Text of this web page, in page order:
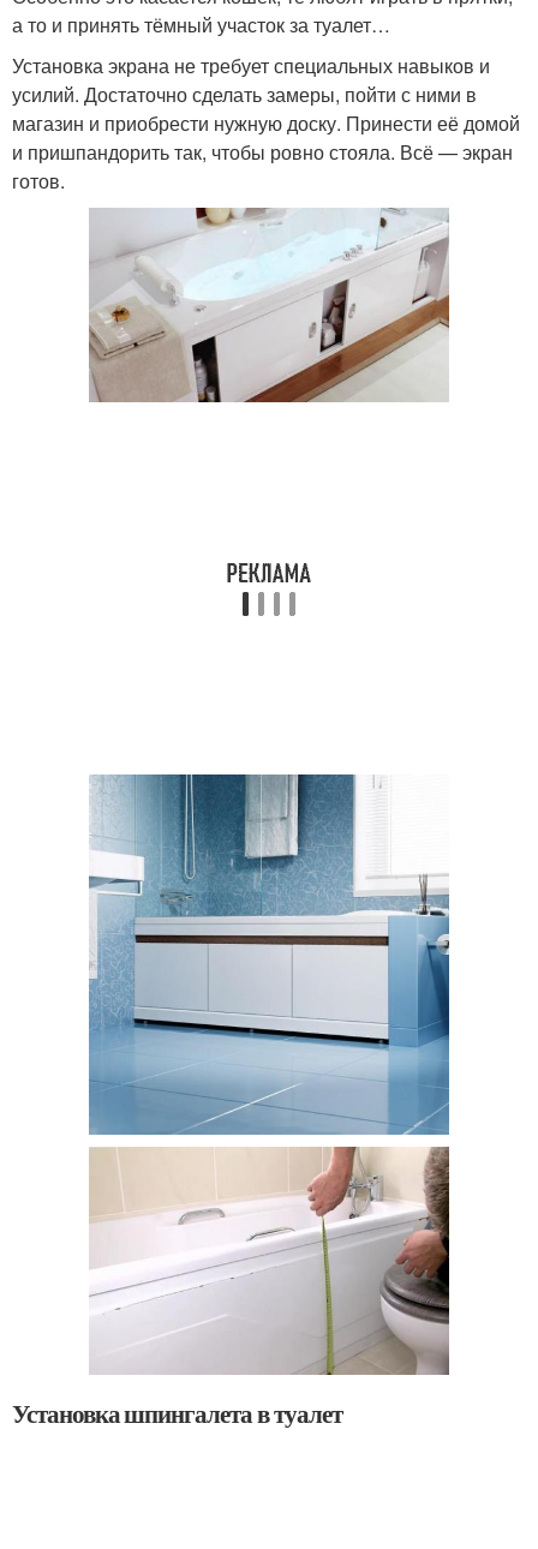
а то и принять тёмный участок за туалет…
Установка экрана не требует специальных навыков и
усилий. Достаточно сделать замеры, пойти с ними в
магазин и приобрести нужную доску. Принести её домой
и пришпандорить так, чтобы ровно стояла. Всё — экран
готов.
Установка шпингалета в туалет